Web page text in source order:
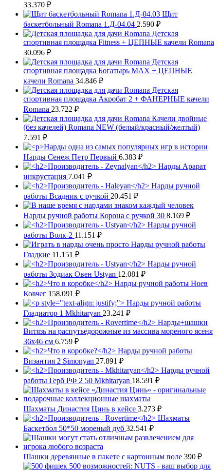
33.370 ₽
Щит
баскетбольный Romana 1.Д-04.04 2.590 ₽
Детская
спортивная площадка Fitness + ЦЕПНЫЕ качели Romana
30.096 ₽
Детская
спортивная площадка Богатырь MAX + ЦЕПНЫЕ
качели Romana 34.846 ₽
Детская
спортивная площадка Акробат 2 + ФАНЕРНЫЕ качели
Romana 23.722 ₽
Качели двойные
(без качелей) Romana NEW (белый/красный/желтый)
7.591 ₽
Нарды Сенеж Петр Первый 6.383 ₽
Нарды Арарат
инкрустация 7.041 ₽
Нарды ручной
работы Всадник с ручкой 20.451 ₽
Нарды ручной работы Корона с ручкой 30 8.169 ₽
Нарды ручной
работы Волк-2 11.151 ₽
Нарды ручной работы
Гладкие 11.151 ₽
Нарды ручной
работы Зодиак Овен Ustyan 12.081 ₽
Нарды ручной работы Ноев
Ковчег 158.091 ₽
Нарды ручной работы
Гладиатор 1 Mkhitaryan 23.241 ₽
Нарды+шашки
Витязь на распутьедорожные из массива мореного ясеня
36x46 см 6.759 ₽
Нарды ручной работы
Византия 2 Simonyan 27.891 ₽
Нарды ручной
работы Герб РФ 2 50 Mkhitaryan 18.591 ₽
Шахматы Династия Цинь в кейсе 3.273 ₽
Шахматы
Баскетбол 50*50 мореный дуб 32.541 ₽
Шашки деревянные в пакете с картонным поле 390 ₽